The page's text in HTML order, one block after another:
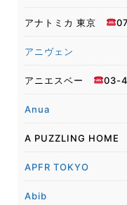
アナトミカ 東京
アニヴェン
アニエスベー 03-
Anua
A PUZZLING HOME
APFR TOKYO
Abib